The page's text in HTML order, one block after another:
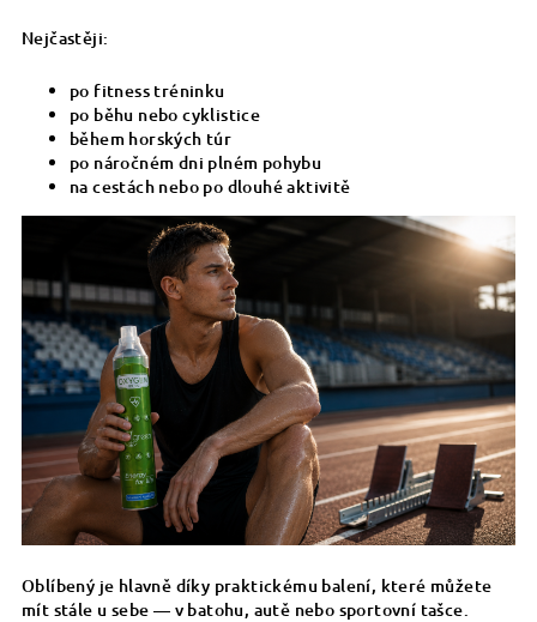
Nejčastěji:
po fitness tréninku
po běhu nebo cyklistice
během horských túr
po náročném dni plném pohybu
na cestách nebo po dlouhé aktivitě
Oblíbený je hlavně díky praktickému balení, které můžete
mít stále u sebe — v batohu, autě nebo sportovní tašce.